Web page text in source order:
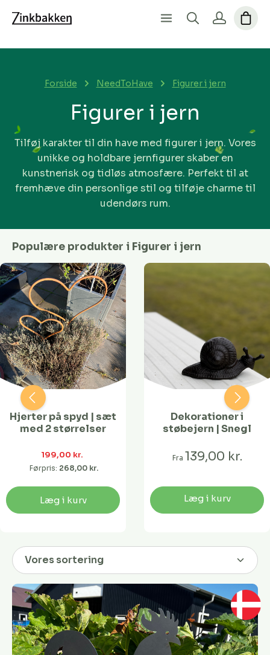
Forside NeedToHave Figurer i jern
Figurer i jern
Tilføj karakter til din have med figurer i jern. Vores
unikke og holdbare jernfigurer skaber en
kunstnerisk og tidløs atmosfære. Perfekt til at
fremhæve din personlige stil og tilføje charme til
udendørs rum.
Populære produkter i Figurer i jern
Hjerter på spyd | sæt
med 2 størrelser
199,00 kr.
Førpris: 268,00 kr.
Læg i kurv
Dekorationer i
støbejern | Snegl
Fra 139,00 kr.
Læg i kurv